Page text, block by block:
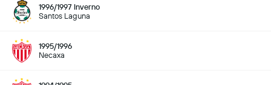
1996/1997 Inverno
Santos Laguna
1995/1996
Necaxa